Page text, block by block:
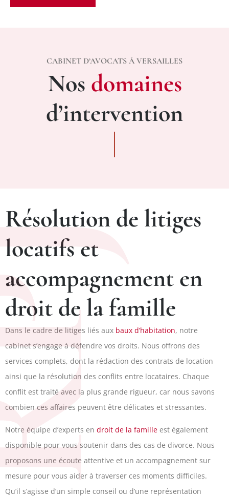
CABINET D’AVOCATS À VERSAILLES
Nos domaines
d’intervention
Résolution de litiges
locatifs et
accompagnement en
droit de la famille
Dans le cadre de litiges liés aux baux d’habitation, notre
cabinet s’engage à défendre vos droits. Nous offrons des
services complets, dont la rédaction des contrats de location
ainsi que la résolution des conflits entre locataires. Chaque
conflit est traité avec la plus grande rigueur, car nous savons
combien ces affaires peuvent être délicates et stressantes.
Notre équipe d’experts en droit de la famille est également
disponible pour vous soutenir dans des cas de divorce. Nous
proposons une écoute attentive et un accompagnement sur
mesure pour vous aider à traverser ces moments difficiles.
Qu’il s’agisse d’un simple conseil ou d’une représentation